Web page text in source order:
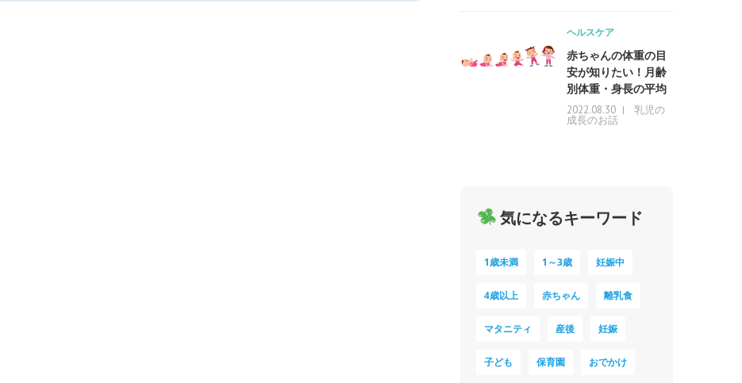
ヘルスケア
赤ちゃんの体重の目
安が知りたい！月齢
別体重・身長の平均
2022.08.30 乳児の
成長のお話
気になるキーワード
1歳未満 1～3歳 妊娠中
4歳以上 赤ちゃん 離乳食
マタニティ 産後 妊娠
子ども 保育園 おでかけ